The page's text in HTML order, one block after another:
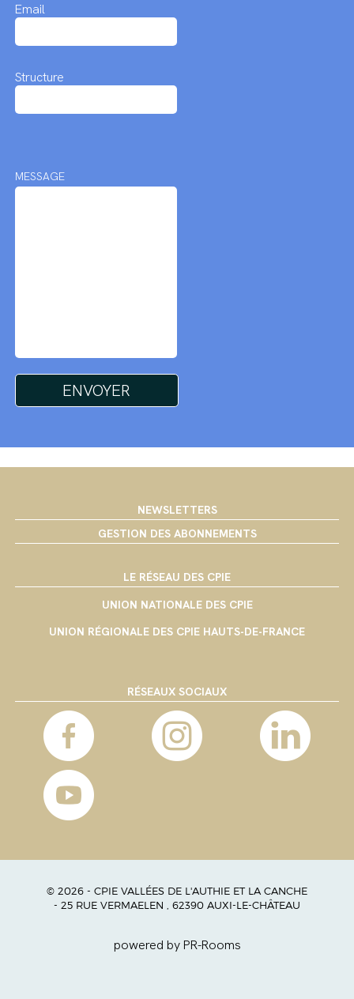
Email
Structure
MESSAGE
NEWSLETTERS
GESTION DES ABONNEMENTS
LE RÉSEAU DES CPIE
UNION NATIONALE DES CPIE
UNION RÉGIONALE DES CPIE HAUTS-DE-FRANCE
RÉSEAUX SOCIAUX
© 2026 - CPIE VALLÉES DE L'AUTHIE ET LA CANCHE
- 25 RUE VERMAELEN , 62390 AUXI-LE-CHÂTEAU
powered by PR-Rooms